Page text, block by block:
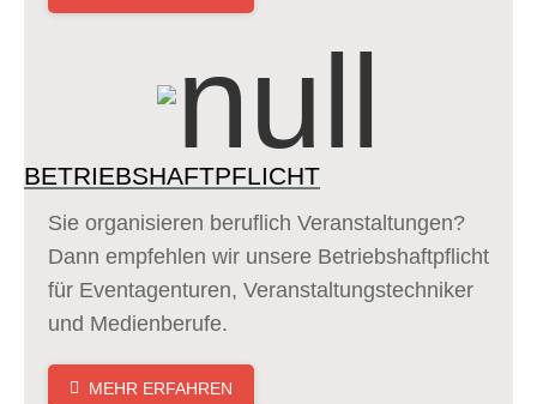
BETRIEBSHAFTPFLICHT
Sie organisieren beruflich Veranstaltungen?
Dann empfehlen wir unsere Betriebshaftpflicht
für Eventagenturen, Veranstaltungstechniker
und Medienberufe.
MEHR ERFAHREN